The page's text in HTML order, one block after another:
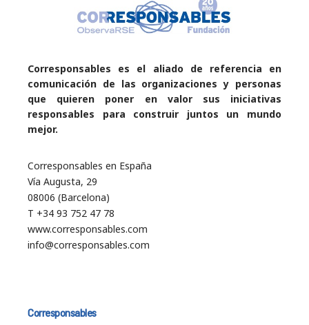
Corresponsables es el aliado de referencia en
comunicación de las organizaciones y personas
que quieren poner en valor sus iniciativas
responsables para construir juntos un mundo
mejor.
Corresponsables en España
Vía Augusta, 29
08006 (Barcelona)
T +34 93 752 47 78
www.corresponsables.com
info@corresponsables.com
Corresponsables